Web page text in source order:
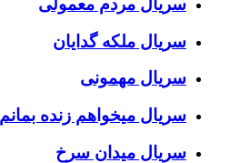
سریال مردم معمولی
سریال ملکه گدایان
سریال مهمونی
سریال میخواهم زنده بمانم
سریال میدان سرخ